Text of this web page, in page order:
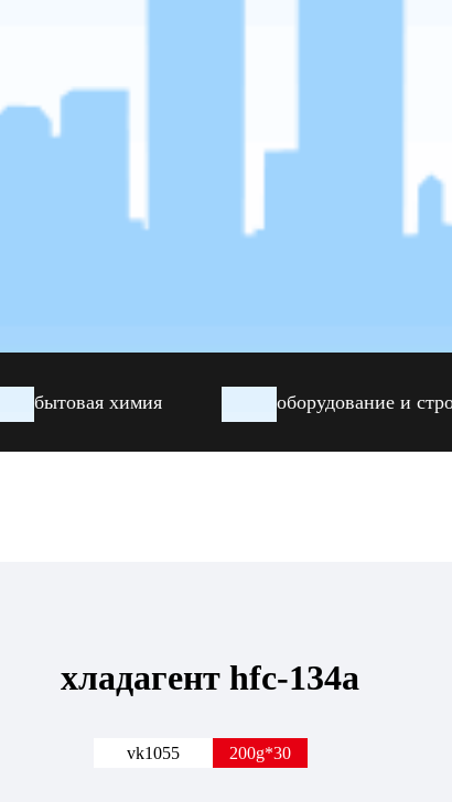
бытовая химия oборудование и
хладагент hfc-134a
vk1055 200g*30